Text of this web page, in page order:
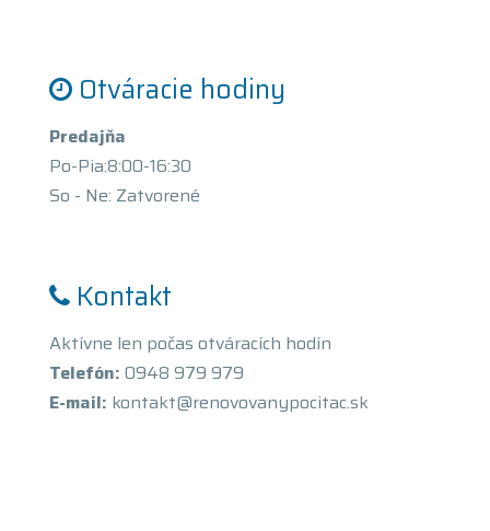
Otváracie hodiny
Predajňa
Po-Pia:8:00-16:30
So - Ne: Zatvorené
Kontakt
Aktívne len počas otváracích hodín
Telefón: 0948 979 979
E-mail: kontakt@renovovanypocitac.sk